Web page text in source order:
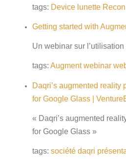
tags: Device lunette
Getting started with
Un webinar sur
tags: Augment webinar
Daqri’s augmented reality
for Google Glass |
« Daqri’s augmented
for Google Glass »
tags: société daqri